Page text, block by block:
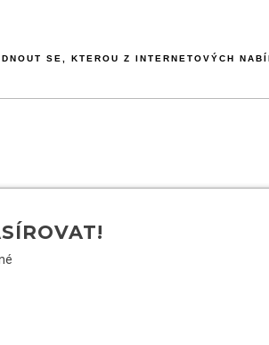
SE, KTEROU Z INTERNETOVÝCH